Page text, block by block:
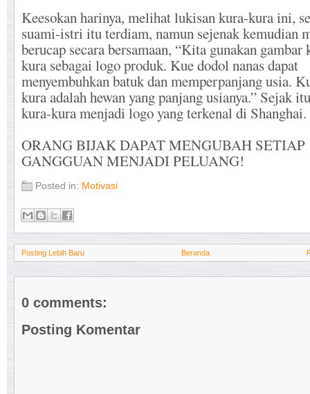
Keesokan harinya, melihat lukisan kura-kura ini,
suami-istri itu terdiam, namun sejenak kemudian
berucap secara bersamaan, “Kita gunakan gambar
kura sebagai logo produk. Kue dodol nanas dapat
menyembuhkan batuk dan memperpanjang usia.
kura adalah hewan yang panjang usianya.” Sejak
kura-kura menjadi logo yang terkenal di Shanghai.
ORANG BIJAK DAPAT MENGUBAH SETIAP
GANGGUAN MENJADI PELUANG!
Posted in: Motivasi
Posting Lebih Baru Beranda
0 comments:
Posting Komentar